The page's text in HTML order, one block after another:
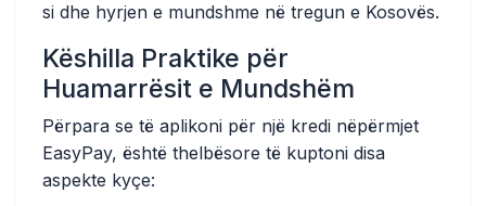
si dhe hyrjen e mundshme në tregun e Kosovës.
Këshilla Praktike për
Huamarrësit e Mundshëm
Përpara se të aplikoni për një kredi nëpërmjet
EasyPay, është thelbësore të kuptoni disa
aspekte kyçe: